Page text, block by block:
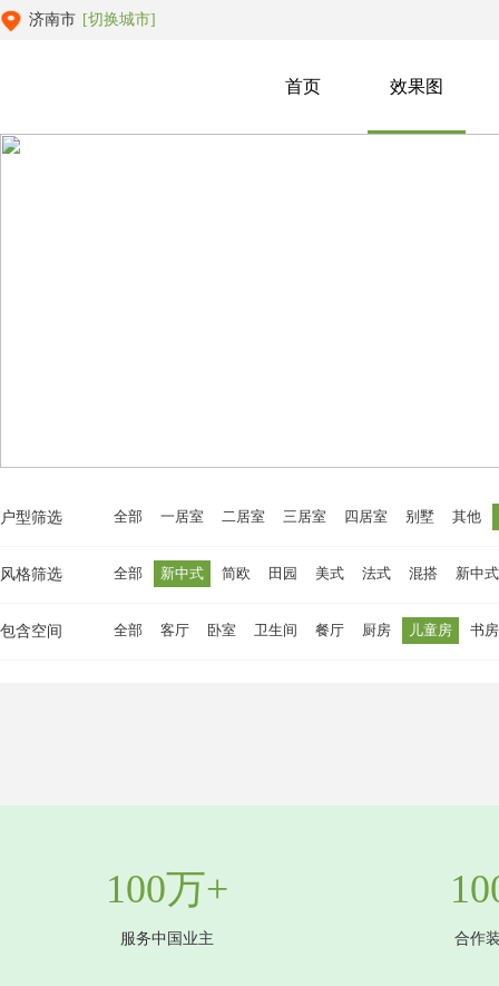
济南市 [切换城市]
首页 效果图
户型筛选 全部 一居室 二居室 三居室 四居室 别墅 其他
风格筛选 全部 新中式 简欧 田园 美式 法式 混搭 新中式
包含空间 全部 客厅 卧室 卫生间 餐厅 厨房 儿童房 书房
100万+
服务中国业主 合作